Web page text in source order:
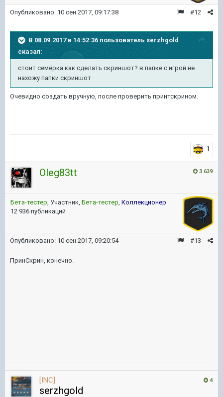
#12
Опубликовано: 10 сен 2017, 09:17:38
В 08.09.2017 в 14:52:36 пользователь serzhgold
сказал:
стоит семёрка как сделать скриншот? в папке с игрой не
нахожу папки скриншот
Очевидно создать вручную, после проверить принтскрином.
1
3 639
Oleg83tt
Бета-тестер , Участник, Бета-тестер Коллекционер
12 936 публикаций
#13
Опубликовано: 10 сен 2017, 09:20:54
ПринСкрин, конечно.
4
[INC]
serzhgold